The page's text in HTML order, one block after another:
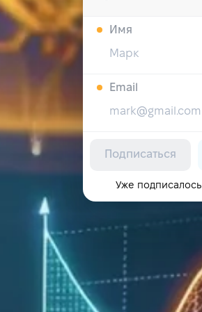
Имя
Email
Подписаться
Уже подписалось